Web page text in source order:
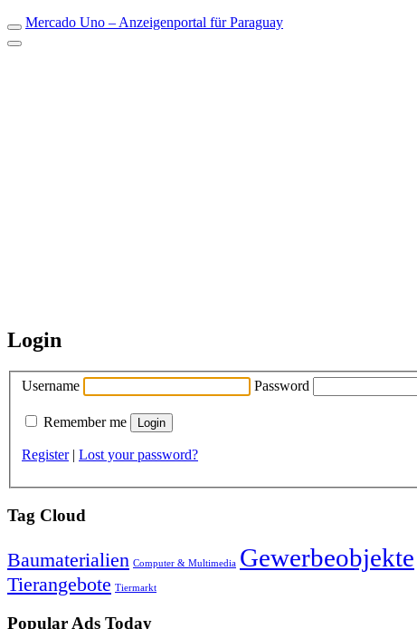
Mercado Uno – Anzeigenportal für Paraguay
Login
Username Password
Remember me
Register| Lost your password?
Tag Cloud
Baumaterialien Computer & Multimedia Gewerbeobjekte
Tierangebote Tiermarkt
Popular Ads Today